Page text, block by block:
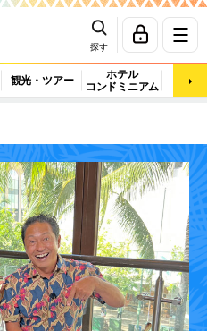
探す
観光・ツアー
ホテル
コンドミニアム
マッ